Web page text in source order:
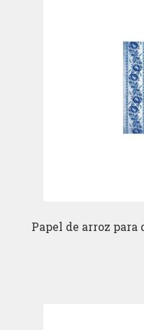
Papel de arroz para